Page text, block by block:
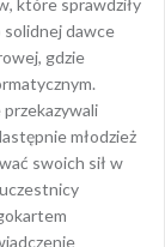
szkoły
wzięli udział w
świata i
także chwili na
–
szyfr Enigmy i
pełnym atrakcji
Zapach